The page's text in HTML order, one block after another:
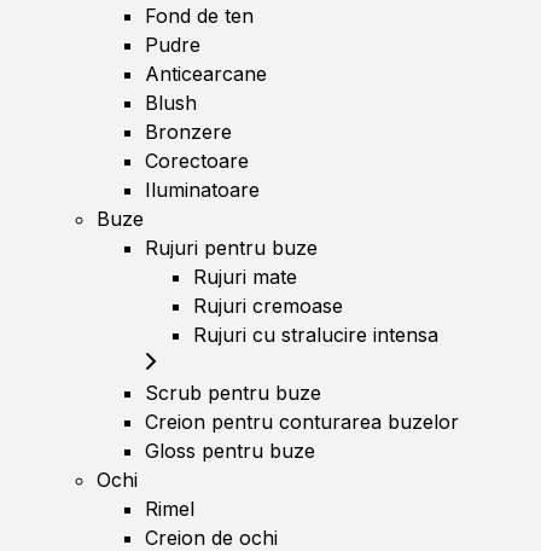
Fond de ten
Pudre
Anticearcane
Blush
Bronzere
Corectoare
Iluminatoare
Buze
Rujuri pentru buze
Rujuri mate
Rujuri cremoase
Rujuri cu stralucire intensa
Scrub pentru buze
Creion pentru conturarea buzelor
Gloss pentru buze
Ochi
Rimel
Creion de ochi